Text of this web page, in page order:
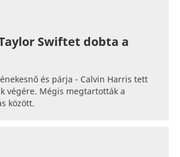
Swiftet dobta a
és párja - Calvin Harris tett
végére. Mégis megtartották a
között.